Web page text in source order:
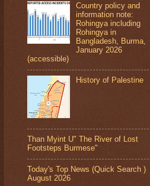
Country policy and
information note:
Rohingya including
Rohingya in
Bangladesh, Burma,
January 2026
(accessible)
History of Palestine
Than Myint U" The River of Lost
Footsteps Burmese"
Today's Top News (Quick Search )
August 2026